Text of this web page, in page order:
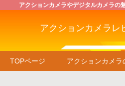
アクションカメラやデジタルカメラの
アクションカメラレ
TOPページ アクションカメラ